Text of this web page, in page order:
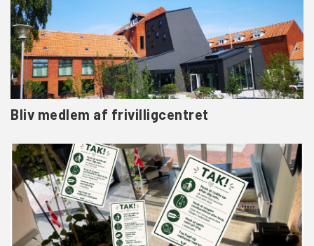
Bliv medlem af frivilligcentret